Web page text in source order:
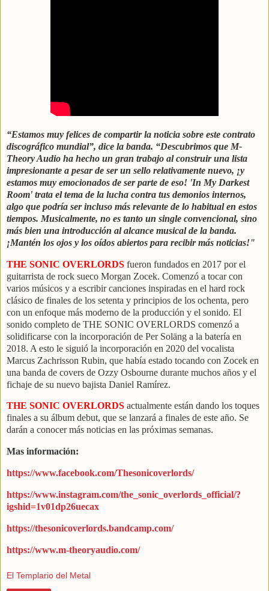
“Estamos muy felices de compartir la noticia sobre este contrato
discográfico mundial”, dice la banda. “Descubrimos que M-
Theory Audio ha hecho un gran trabajo al construir una lista
impresionante a pesar de ser un sello relativamente nuevo, ¡y
estamos muy emocionados de ser parte de eso! 'In My Darkest
Room' trata el tema de la lucha contra tus demonios internos,
algo que podría ser incluso más relevante de lo habitual en estos
tiempos. Musicalmente, no es tanto un single convencional, sino
más bien una introducción al alcance musical de la banda.
¡Mantén los ojos y los oídos abiertos para recibir más noticias!"
THE SONIC OVERLORDS fueron fundados en 2017 por el
guitarrista de rock sueco Morgan Zocek. Comenzó a tocar con
varios músicos y a escribir canciones inspiradas en el hard rock
clásico de finales de los setenta y principios de los ochenta, pero
con un enfoque más moderno de la producción y el sonido. El
sonido completo de THE SONIC OVERLORDS comenzó a
solidificarse con la incorporación de Per Soläng a la batería en
2018. A esto le siguió la incorporación en 2020 del vocalista
Marcus Zachrisson Rubin, que había estado tocando con Zocek en
una banda de covers de Ozzy Osbourne durante muchos años y el
fichaje de su nuevo bajista Daniel Ramírez.
THE SONIC OVERLORDS actualmente están dando los toques
finales a su álbum debut, que se lanzará a finales de este año. Se
darán a conocer más noticias en las próximas semanas.
Mas información:
https://www.facebook.com/Thesonicoverlords/
https://www.instagram.com/the_sonic_overlords_official/?
igshid=1v01dp26uecax
https://thesonicoverlords.bandcamp.com/
https://www.m-theoryaudio.com/
El Templario del Metal